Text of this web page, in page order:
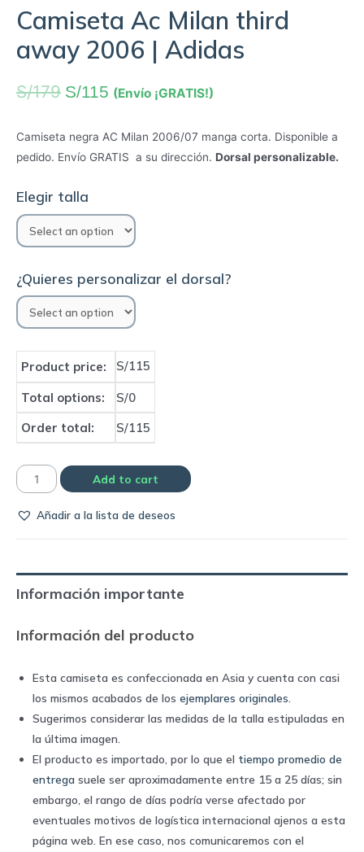
Camiseta Ac Milan third
away 2006 | Adidas
S/179 S/115 (Envío ¡GRATIS!)
Camiseta negra AC Milan 2006/07 manga corta. Disponible a
pedido. Envío GRATIS a su dirección. Dorsal personalizable.
Elegir talla
¿Quieres personalizar el dorsal?
Product price: S/115
Total options:
S/0
Order total:
S/115
Camiseta
Milan
|
quantity
Add to cart
Añadir a la lista de deseos
Información importante
Información del producto
Esta camiseta es confeccionada en Asia y cuenta con casi
los mismos acabados de los ejemplares originales
Sugerimos considerar las medidas de la talla estipuladas en
la última imagen.
El producto es importado, por lo que el tiempo promedio de
entrega suele ser aproximadamente entre 15 a 25 días; sin
embargo, el rango de días podría verse afectado por
eventuales motivos de logística internacional ajenos a esta
página web. En ese caso, nos comunicaremos con el